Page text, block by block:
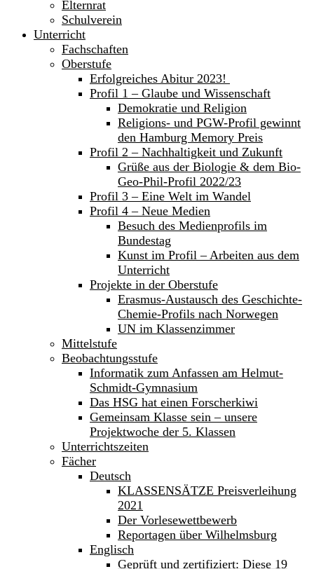
Elternrat
Schulverein
Unterricht
Fachschaften
Oberstufe
Erfolgreiches Abitur 2023!
Profil 1 – Glaube und Wissenschaft
Demokratie und Religion
Religions- und PGW-Profil gewinnt
den Hamburg Memory Preis
Profil 2 – Nachhaltigkeit und Zukunft
Grüße aus der Biologie & dem Bio-
Geo-Phil-Profil 2022/23
Profil 3 – Eine Welt im Wandel
Profil 4 – Neue Medien
Besuch des Medienprofils im
Bundestag
Kunst im Profil – Arbeiten aus dem
Unterricht
Projekte in der Oberstufe
Erasmus-Austausch des Geschichte-
Chemie-Profils nach Norwegen
UN im Klassenzimmer
Mittelstufe
Beobachtungsstufe
Informatik zum Anfassen am Helmut-
Schmidt-Gymnasium
Das HSG hat einen Forscherkiwi
Gemeinsam Klasse sein – unsere
Projektwoche der 5. Klassen
Unterrichtszeiten
Fächer
Deutsch
KLASSENSÄTZE Preisverleihung
2021
Der Vorlesewettbewerb
Reportagen über Wilhelmsburg
Englisch
Geprüft und zertifiziert: Diese 19